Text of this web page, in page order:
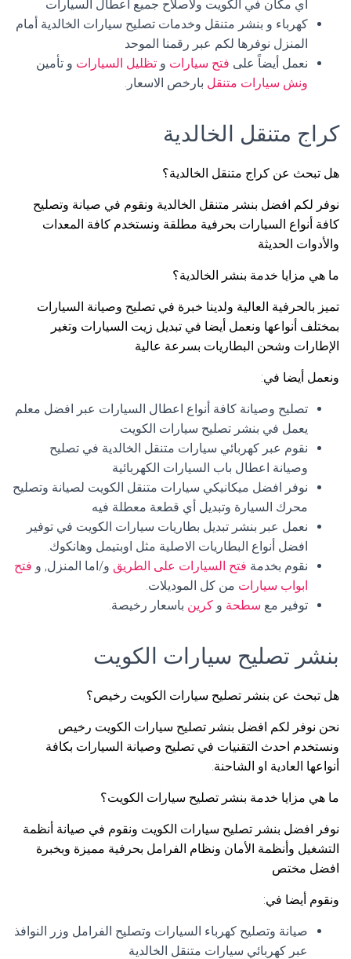
أي مكان في الكويت ولاصلاح جميع اعطال السيارات
كهرباء و بنشر متنقل وخدمات تصليح سيارات الخالدية أمام
المنزل نوفرها لكم عبر رقمنا الموحد
نعمل أيضاً على فتح سيارات و تظليل السيارات و تأمين
ونش سيارات متنقل بارخص الاسعار.
كراج متنقل الخالدية
هل تبحث عن كراج متنقل الخالدية؟
نوفر لكم افضل بنشر متنقل الخالدية ونقوم في صيانة وتصليح
كافة أنواع السيارات بحرفية مطلقة ونستخدم كافة المعدات
والأدوات الحديثة
ما هي مزايا خدمة بنشر الخالدية؟
تميز بالحرفية العالية ولدينا خبرة في تصليح وصيانة السيارات
بمختلف أنواعها ونعمل أيضا في تبديل زيت السيارات وتغير
الإطارات وشحن البطاريات بسرعة عالية
ونعمل أيضا في:
تصليح وصيانة كافة أنواع اعطال السيارات عبر افضل معلم
يعمل في بنشر تصليح سيارات الكويت
نقوم عبر كهربائي سيارات متنقل الخالدية في تصليح
وصيانة اعطال باب السيارات الكهربائية
نوفر افضل ميكانيكي سيارات متنقل الكويت لصيانة وتصليح
محرك السيارة وتبديل أي قطعة معطلة فيه
نعمل عبر بنشر تبديل بطاريات سيارات الكويت في توفير
افضل أنواع البطاريات الاصلية مثل اوبتيمل وهانكوك.
نقوم بخدمة فتح السيارات على الطريق و/اما المنزل, و فتح
ابواب سيارات من كل الموديلات.
توفير مع سطحة و كرين باسعار رخيصة.
بنشر تصليح سيارات الكويت
هل تبحث عن بنشر تصليح سيارات الكويت رخيص؟
نحن نوفر لكم افضل بنشر تصليح سيارات الكويت رخيص
ونستخدم احدث التقنيات في تصليح وصيانة السيارات بكافة
أنواعها العادية او الشاحنة.
ما هي مزايا خدمة بنشر تصليح سيارات الكويت؟
نوفر افضل بنشر تصليح سيارات الكويت ونقوم في صيانة أنظمة
التشغيل وأنظمة الأمان ونظام الفرامل بحرفية مميزة وبخبرة
افضل مختص
ونقوم أيضا في:
صيانة وتصليح كهرباء السيارات وتصليح الفرامل وزر النوافذ
عبر كهربائي سيارات متنقل الخالدية